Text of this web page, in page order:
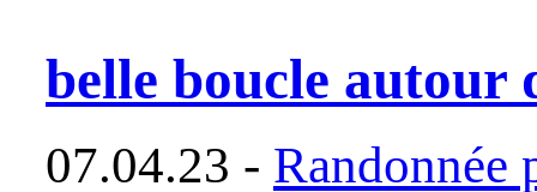
belle boucle autour
07.04.23 - Randonnée